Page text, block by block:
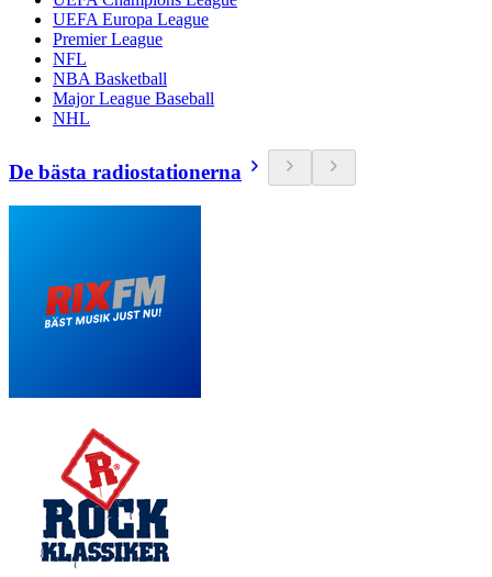
UEFA Europa League
Premier League
NFL
NBA Basketball
Major League Baseball
NHL
De bästa radiostationerna